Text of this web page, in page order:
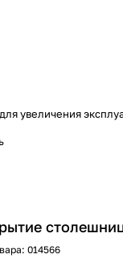
увеличения
014566